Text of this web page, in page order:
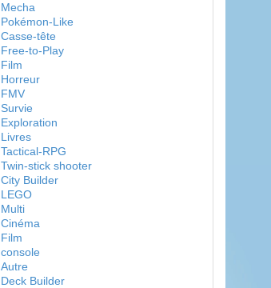
Mecha
Pokémon-Like
Casse-tête
Free-to-Play
Film
Horreur
FMV
Survie
Exploration
Livres
Tactical-RPG
Twin-stick shooter
City Builder
LEGO
Multi
Cinéma
Film
console
Autre
Deck Builder